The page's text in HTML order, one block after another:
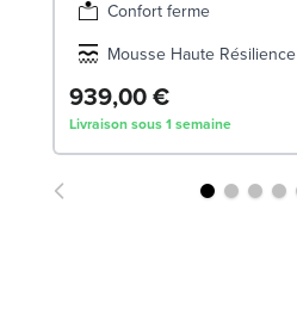
Confort ferme
Mousse Haute Résilience
939,00 €
Livraison sous 1 semaine